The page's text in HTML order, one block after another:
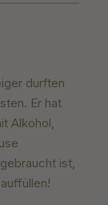
durften
Er hat
Alkohol,
ist,